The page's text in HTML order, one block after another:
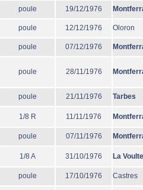
poule 19/12/1976
poule 12/12/1976 Oloron
poule 07/12/1976
poule 28/11/1976
poule 21/11/1976 Tarbes
1/8 R 11/11/1976
poule 07/11/1976
1/8 A 31/10/1976 La Voulte
poule 17/10/1976 Castres